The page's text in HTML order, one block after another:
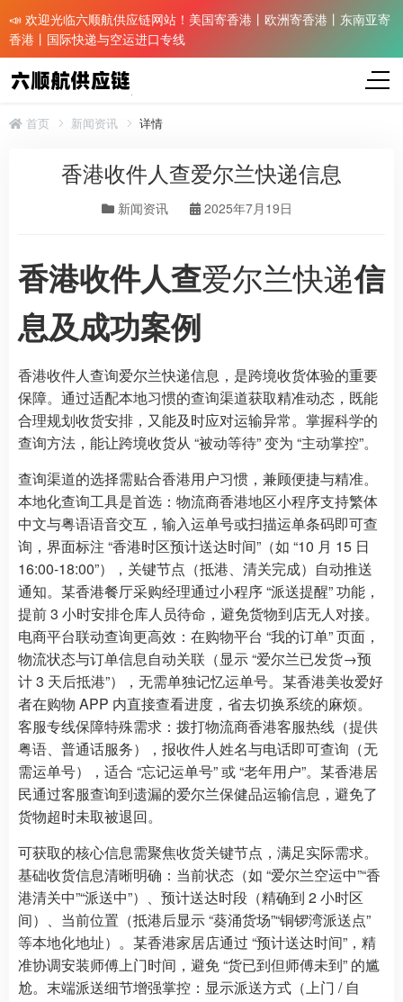
📣 欢迎光临六顺航供应链网站！美国寄香港丨欧洲寄香港丨东南亚寄
香港丨国际快递与空运进口专线
首页 新闻资讯 详情
香港收件人查爱尔兰快递信息
新闻资讯 2025年7月19日
香港收件人查爱尔兰快递信
息及成功案例
香港收件人查询爱尔兰快递信息，是跨境收货体验的重要
保障。通过适配本地习惯的查询渠道获取精准动态，既能
合理规划收货安排，又能及时应对运输异常。掌握科学的
查询方法，能让跨境收货从 “被动等待” 变为 “主动掌控”。
查询渠道的选择需贴合香港用户习惯，兼顾便捷与精准。
本地化查询工具是首选：物流商香港地区小程序支持繁体
中文与粤语语音交互，输入运单号或扫描运单条码即可查
询，界面标注 “香港时区预计送达时间”（如 “10 月 15 日
16:00-18:00”），关键节点（抵港、清关完成）自动推送
通知。某香港餐厅采购经理通过小程序 “派送提醒” 功能，
提前 3 小时安排仓库人员待命，避免货物到店无人对接。
电商平台联动查询更高效：在购物平台 “我的订单” 页面，
物流状态与订单信息自动关联（显示 “爱尔兰已发货→预
计 3 天后抵港”），无需单独记忆运单号。某香港美妆爱好
者在购物 APP 内直接查看进度，省去切换系统的麻烦。
客服专线保障特殊需求：拨打物流商香港客服热线（提供
粤语、普通话服务），报收件人姓名与电话即可查询（无
需运单号），适合 “忘记运单号” 或 “老年用户”。某香港居
民通过客服查询到遗漏的爱尔兰保健品运输信息，避免了
货物超时未取被退回。
可获取的核心信息需聚焦收货关键节点，满足实际需求。
基础收货信息清晰明确：当前状态（如 “爱尔兰空运中”“香
港清关中”“派送中”）、预计送达时段（精确到 2 小时区
间）、当前位置（抵港后显示 “葵涌货场”“铜锣湾派送点”
等本地化地址）。某香港家居店通过 “预计送达时间”，精
准协调安装师傅上门时间，避免 “货已到但师傅未到” 的尴
尬。末端派送细节增强掌控：显示派送方式（上门 / 自